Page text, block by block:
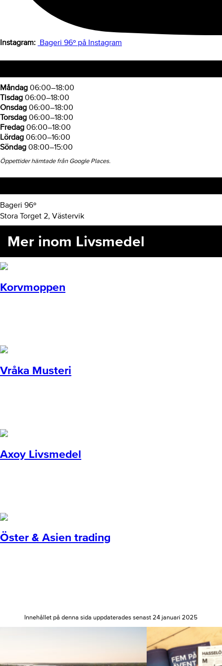
Instagram: Bageri 96º på Instagram
Måndag 06:00–18:00
Tisdag 06:00–18:00
Onsdag 06:00–18:00
Torsdag 06:00–18:00
Fredag 06:00–18:00
Lördag 06:00–16:00
Söndag 08:00–15:00
Öppettider hämtade från Google Places.
Bageri 96º
Stora Torget 2, Västervik
Mer inom Livsmedel
Korvmoppen
Vråka Musteri
Axoy Livsmedel
Öster & Asien trading
Innehållet på denna sida uppdaterades senast 24 januari 2025